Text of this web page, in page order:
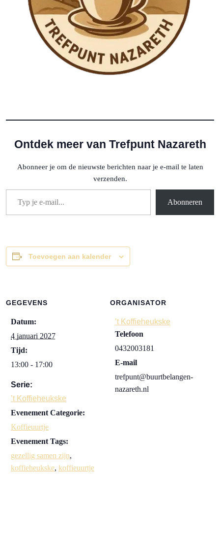
Ontdek meer van Trefpunt Nazareth
Abonneer je om de nieuwste berichten naar je e-mail te laten
verzenden.
Typ je e-mail...
Abonneren
Toevoegen aan kalender
GEGEVENS
Datum:
4 januari 2027
Tijd:
13:00 - 17:00
Serie:
’t Koffieheukske
Evenement Categorie:
Koffieuurtje
Evenement Tags:
gezellig samen zijn,
koffieheukske, koffieuurtje
ORGANISATOR
’t Koffieheukske
Telefoon
0432003181
E-mail
trefpunt@buurtbelangen-
nazareth.nl